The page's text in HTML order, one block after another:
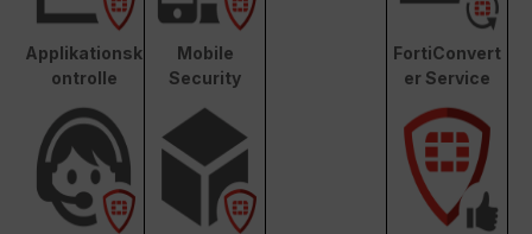
Applikationsk
ontrolle
Mobile
Security
FortiConvert
er Service